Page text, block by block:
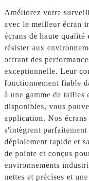
Améliorez votre
avec le meilleur écran
écrans de haute qualité
résister aux
offrant des
exceptionnelle. Leur
fonctionnement fiable
à une gamme de
disponibles, vous
application. Nos
s'intègrent
déploiement rapide et
de pointe et conçus
environnements
nettes et précises et